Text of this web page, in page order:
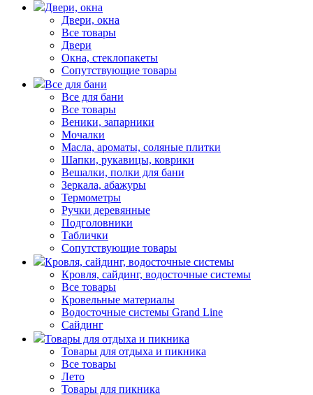
Двери, окна
Двери, окна
Все товары
Двери
Окна, стеклопакеты
Сопутствующие товары
Все для бани
Все для бани
Все товары
Веники, запарники
Мочалки
Масла, ароматы, соляные плитки
Шапки, рукавицы, коврики
Вешалки, полки для бани
Зеркала, абажуры
Термометры
Ручки деревянные
Подголовники
Таблички
Сопутствующие товары
Кровля, сайдинг, водосточные системы
Кровля, сайдинг, водосточные системы
Все товары
Кровельные материалы
Водосточные системы Grand Line
Сайдинг
Товары для отдыха и пикника
Товары для отдыха и пикника
Все товары
Лето
Товары для пикника